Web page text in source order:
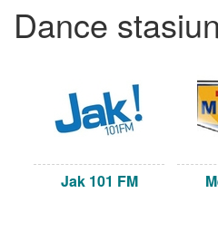
Dance
Jak 101 FM